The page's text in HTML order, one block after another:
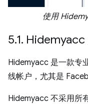
使用
5.1.
Hidemyacc 是一款专
线帐户，尤其是
Hidemyacc 不采用所